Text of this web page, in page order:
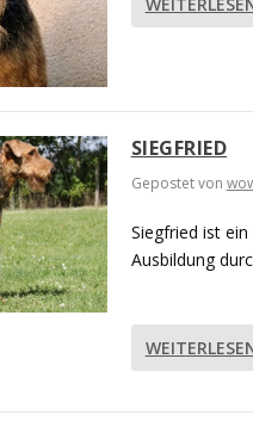
SIEGFRIED
Gepostet von
Siegfried ist
Ausbildung